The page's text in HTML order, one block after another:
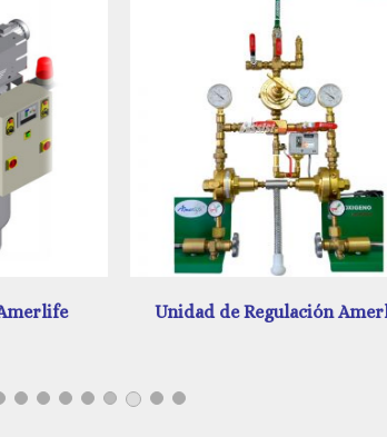
Unidad de Regulación Amerlife